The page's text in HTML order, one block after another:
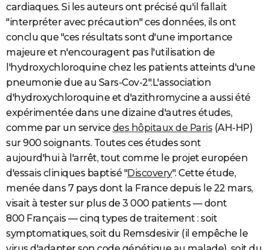
cardiaques. Si les auteurs ont précisé qu'il fallait
"interpréter avec précaution" ces données, ils ont
conclu que "ces résultats sont d'une importance
majeure et n'encouragent pas l'utilisation de
l'hydroxychloroquine chez les patients atteints d'une
pneumonie due au Sars-Cov-2".L'association
d'hydroxychloroquine et d'azithromycine a aussi été
expérimentée dans une dizaine d'autres études,
comme par un service des hôpitaux de Paris (AH-HP)
sur 900 soignants. Toutes ces études sont
aujourd'hui à l'arrêt, tout comme le projet européen
d'essais cliniques baptisé "Discovery". Cette étude,
menée dans 7 pays dont la France depuis le 22 mars,
visait à tester sur plus de 3 000 patients — dont
800 Français — cinq types de traitement : soit
symptomatiques, soit du Remsdesivir (il empêche le